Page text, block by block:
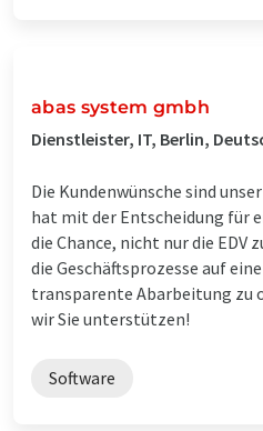
abas system gmbh
Dienstleister, IT, Berlin,
Die Kundenwünsche sind
hat mit der Entscheidung für
die Chance, nicht nur die EDV
die Geschäftsprozesse auf
transparente Abarbeitung zu
wir Sie unterstützen!
Software